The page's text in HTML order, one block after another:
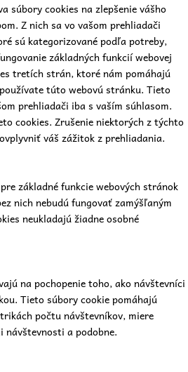
súbory cookies na zlepšenie vášho
Z nich sa vo vašom prehliadači
sú kategorizované podľa potreby,
základných funkcií webovej
tretích strán, ktoré nám pomáhajú
túto webovú stránku. Tieto
prehliadači iba s vaším súhlasom.
cookies. Zrušenie niektorých z týchto
váš zážitok z prehliadania.
základné funkcie webových stránok
nich nebudú fungovať zamýšľaným
neukladajú žiadne osobné
na pochopenie toho, ako návštevníci
Tieto súbory cookie pomáhajú
počtu návštevníkov, miere
návštevnosti a podobne.